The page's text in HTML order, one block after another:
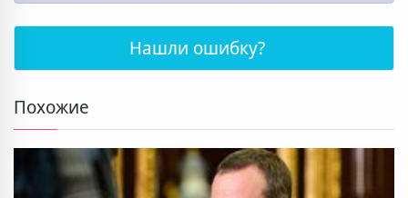
Нашли ошибку?
Похожие